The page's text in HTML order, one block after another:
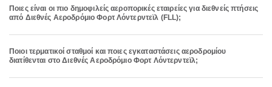
Ποιες είναι οι πιο δημοφιλείς αεροπορικές εταιρείες για διεθνείς πτήσεις
από Διεθνές Αεροδρόμιο Φορτ Λόντερντεϊλ (FLL);
Ποιοι τερματικοί σταθμοί και ποιες εγκαταστάσεις αεροδρομίου
διατίθενται στο Διεθνές Αεροδρόμιο Φορτ Λόντερντεϊλ;